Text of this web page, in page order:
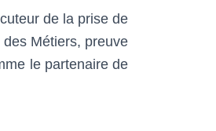
de la prise de
Métiers, preuve
le partenaire de